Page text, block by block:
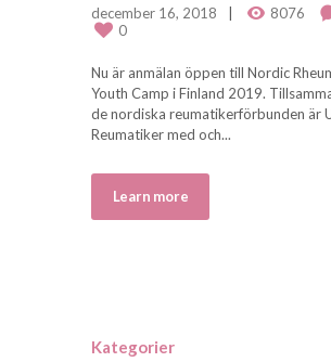
december 16, 2018 8076
0
Nu är anmälan öppen till Nordic
Youth Camp i Finland 2019.
de nordiska reumatikerförbunden är
Reumatiker med och...
Learn more
Kategorier